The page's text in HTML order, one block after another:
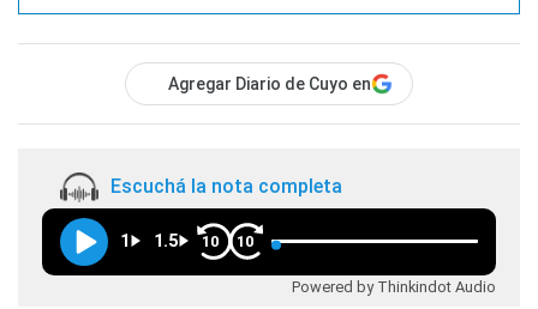
Agregar Diario de Cuyo en
Escuchá la nota completa
1 1.5 10 10
Powered by Thinkindot Audio